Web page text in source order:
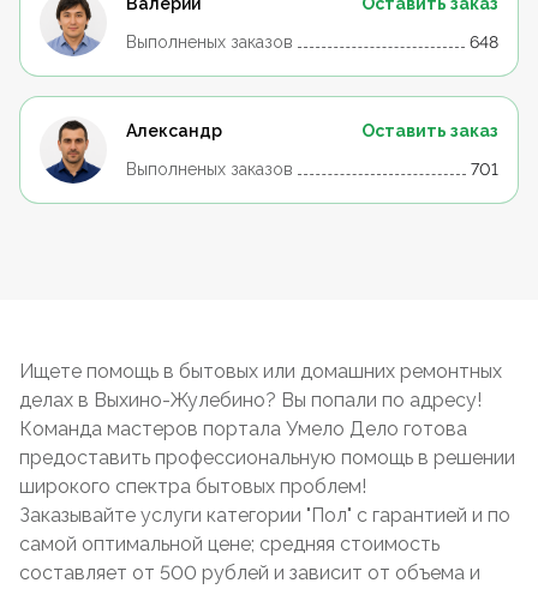
Выполненых заказов
648
Александр
Оставить заказ
Выполненых заказов
701
Ищете помощь в бытовых или домашних ремонтных
делах в Выхино-Жулебино? Вы попали по адресу!
Команда мастеров портала Умело Дело готова
предоставить профессиональную помощь в решении
широкого спектра бытовых проблем!
Заказывайте услуги категории "Пол" с гарантией и по
самой оптимальной цене; средняя стоимость
составляет от 500 рублей и зависит от объема и